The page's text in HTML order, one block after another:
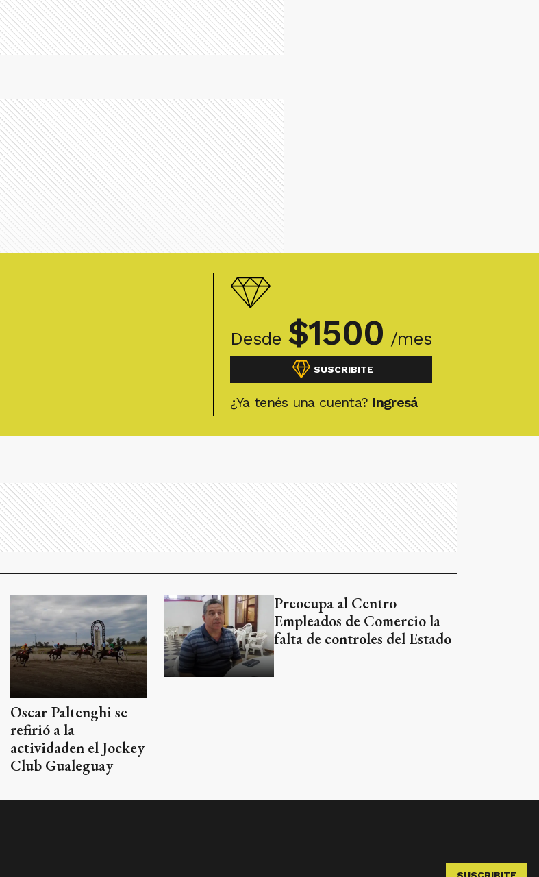
Desde $1500 /mes
SUSCRIBITE
¿Ya tenés una cuenta? Ingresá
Oscar Paltenghi se
refirió a la
actividaden el Jockey
Club Gualeguay
Preocupa al Centro
Empleados de Comercio la
falta de controles del Estado
SUSCRIBITE